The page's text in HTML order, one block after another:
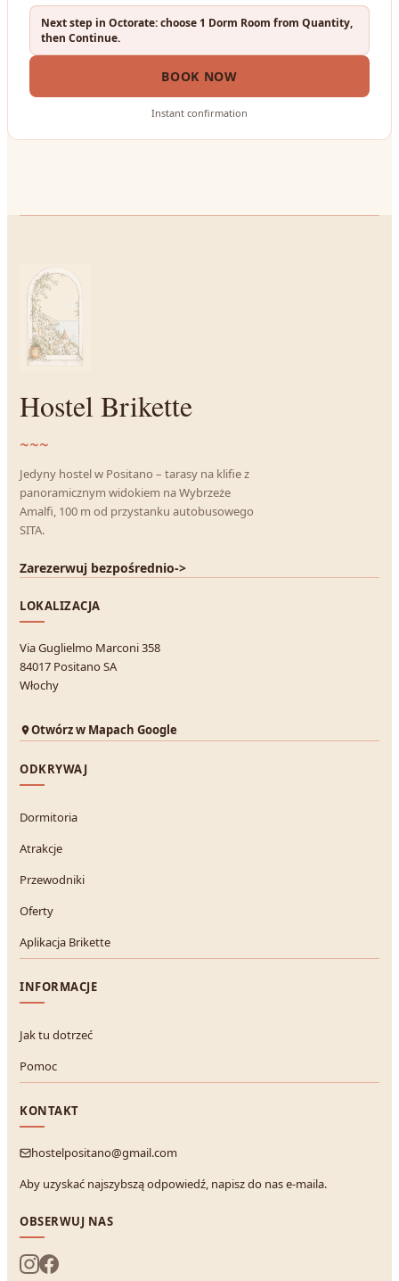
Next step in Octorate: choose 1 Dorm Room from Quantity,
then Continue.
BOOK NOW
Instant confirmation
Hostel Brikette
~~~
Jedyny hostel w Positano – tarasy na klifie z
panoramicznym widokiem na Wybrzeże
Amalfi, 100 m od przystanku autobusowego
SITA.
Zarezerwuj bezpośrednio->
LOKALIZACJA
Via Guglielmo Marconi 358
84017 Positano SA
Włochy
Otwórz w Mapach Google
ODKRYWAJ
Dormitoria
Atrakcje
Przewodniki
Oferty
Aplikacja Brikette
INFORMACJE
Jak tu dotrzeć
Pomoc
KONTAKT
hostelpositano@gmail.com
Aby uzyskać najszybszą odpowiedź, napisz do nas e-maila.
OBSERWUJ NAS